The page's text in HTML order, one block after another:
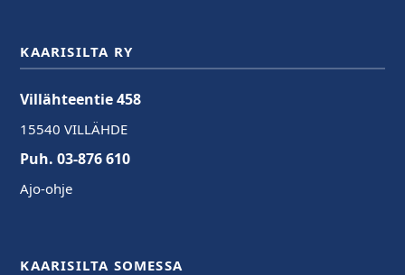
KAARISILTA RY
Villähteentie 458
15540 VILLÄHDE
Puh. 03-876 610
Ajo-ohje
KAARISILTA SOMESSA